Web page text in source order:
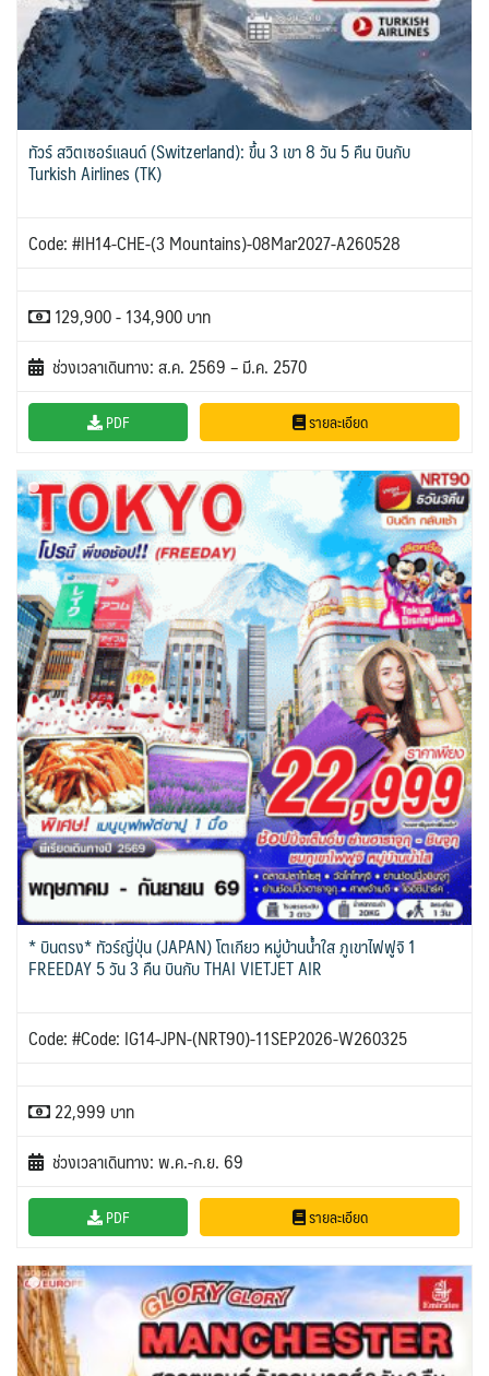
ทัวร์ สวิตเซอร์แลนด์ (Switzerland): ขึ้น 3 เขา 8 วัน 5 คืน บินกับ
Turkish Airlines (TK)
Code: #IH14-CHE-(3 Mountains)-08Mar2027-A260528
129,900 - 134,900 บาท
ช่วงเวลาเดินทาง: ส.ค. 2569 – มี.ค. 2570
PDF รายละเอียด
* บินตรง* ทัวร์ญี่ปุ่น (JAPAN) โตเกียว หมู่บ้านน้ำใส ภูเขาไฟฟูจิ 1
FREEDAY 5 วัน 3 คืน บินกับ THAI VIETJET AIR
Code: #Code: IG14-JPN-(NRT90)-11SEP2026-W260325
22,999 บาท
ช่วงเวลาเดินทาง: พ.ค.-ก.ย. 69
PDF รายละเอียด